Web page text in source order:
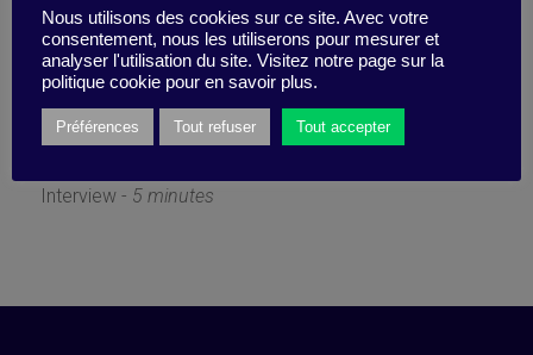
Conseils du monde réel pour
intégrer l’IA
Interview - 5 minutes
Nous utilisons des cookies sur ce site. Avec votre
consentement, nous les utiliserons pour mesurer et
analyser l'utilisation du site. Visitez notre page sur la
politique cookie pour en savoir plus.
Préférences Tout refuser Tout accepter